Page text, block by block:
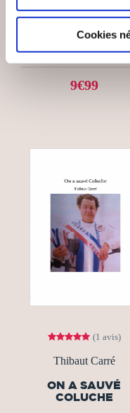
Cookies
UN PAS APRÈS
L’AUTRE,
NOUVELLES
Nouvelles
9€99
(1 avis)
Thibaut Carré
ON A SAUVÉ
COLUCHE